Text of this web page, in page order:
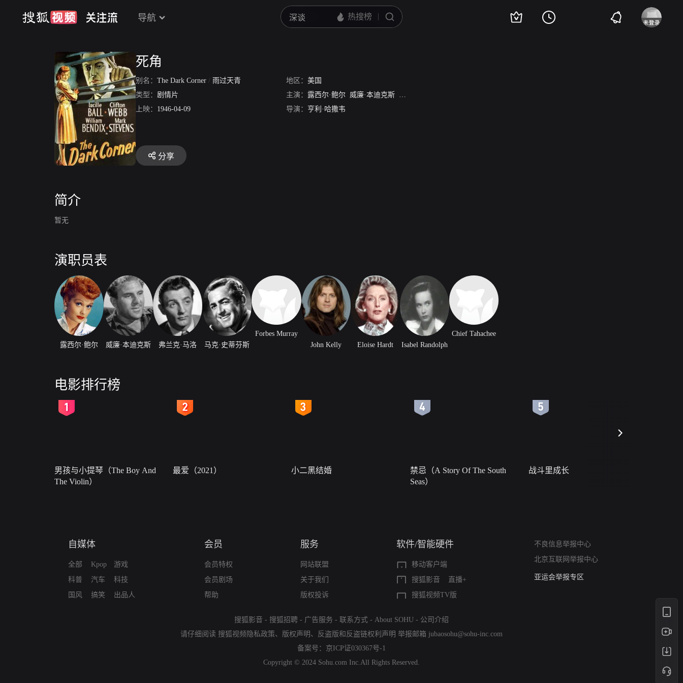
导航
死角
别名： The Dark Corner / 雨过天青 地区： 美国
类型： 剧情片 主演： 露西尔·鲍尔 威廉·本迪克斯 弗兰克·马洛
上映： 1946-04-09 导演： 亨利·哈撒韦
分享
简介
暂无
演职员表
露西尔·鲍尔 威廉·本迪克斯 弗兰克·马洛 马克·史蒂芬斯
Forbes Murray
John Kelly
Eloise Hardt Isabel Randolph
Chief Tahachee
电影排行榜
男孩与小提琴（The Boy And
The Violin）
最爱（2021） 小二黑结婚
禁忌（A Story Of The South
Seas）
战斗里成长
自媒体
全部
科普
国风
Kpop
汽车
搞笑
游戏
科技
出品人
会员
会员特权
会员剧场
帮助
服务
网站联盟
关于我们
版权投诉
软件/智能硬件
移动客户端
搜狐影音
直播+
搜狐视频TV版
不良信息举报中心
北京互联网举报中心
算法推荐专项举报
亚运会举报专区
搜狐影音 - 搜狐招聘 - 广告服务 - 联系方式 - About SOHU - 公司介绍
请仔细阅读 搜狐视频隐私政策、 版权声明 、 反盗版和反盗链权利声明 举报邮箱 jubaosohu@sohu-inc.com
备案号： 京ICP证030367号-1
Copyright © 2024 Sohu.com Inc.All Rights Reserved.